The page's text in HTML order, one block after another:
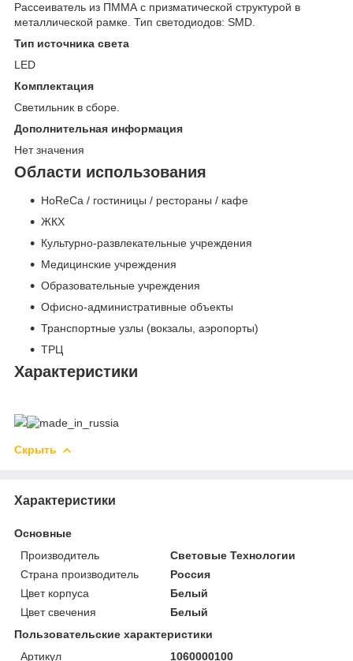
Рассеиватель из ПММА с призматической структурой в
металлической рамке. Тип светодиодов: SMD.
Тип источника света
LED
Комплектация
Светильник в сборе.
Дополнительная информация
Нет значения
Области использования
HoReCa / гостиницы / рестораны / кафе
ЖКХ
Культурно-развлекательные учреждения
Медицинские учреждения
Образовательные учреждения
Офисно-административные объекты
Транспортные узлы (вокзалы, аэропорты)
ТРЦ
Характеристики
Скрыть
Характеристики
Основные
Производитель
Световые Технологии
Страна производитель
Россия
Цвет корпуса
Белый
Цвет свечения
Белый
Пользовательские характеристики
Артикул
1060000100